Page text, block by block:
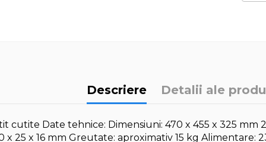
Descriere Detalii ale
cutite Date tehnice: Dimensiuni: 470 x 455 x 325
x 25 x 16 mm Greutate: aproximativ 15 kg Alimentare: